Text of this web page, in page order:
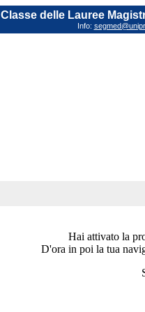
Classe delle Lauree
Info:
Hai attivato la
D'ora in poi la tua